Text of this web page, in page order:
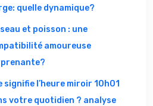
quelle dynamique?
et poisson : une
amoureuse
signifie l’heure miroir 10h01
votre quotidien ? analyse